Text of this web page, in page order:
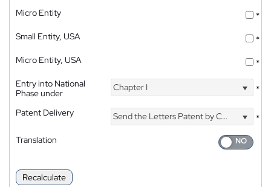
Micro Entity
*
Small Entity, USA
*
Micro Entity, USA
*
Entry into National
Phase under
Chapter I *
Patent Delivery Send the Letters Patent by Courier
*
Translation
Recalculate